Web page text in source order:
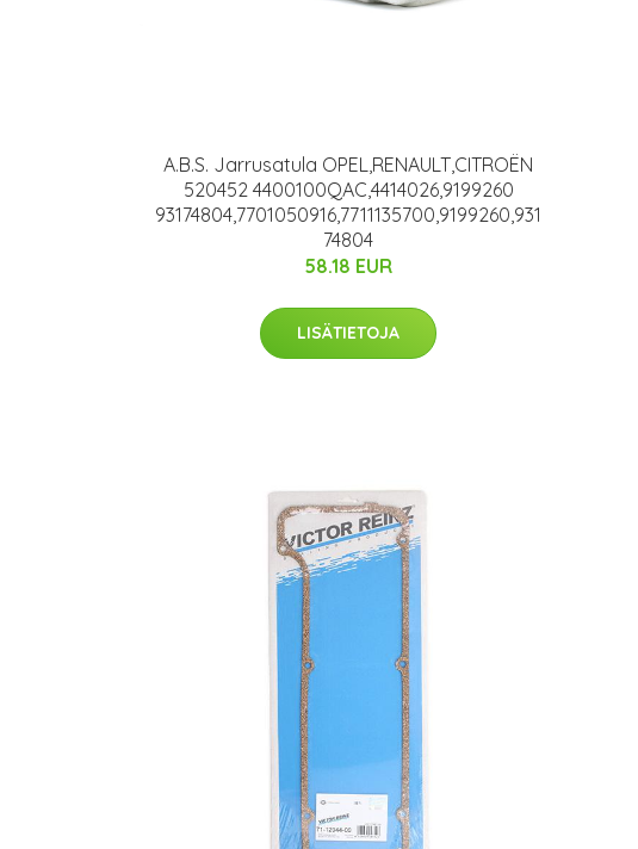
A.B.S. Jarrusatula OPEL,RENAULT,CITROËN
520452 4400100QAC,4414026,9199260
93174804,7701050916,7711135700,9199260,931
74804
58.18 EUR
LISÄTIETOJA